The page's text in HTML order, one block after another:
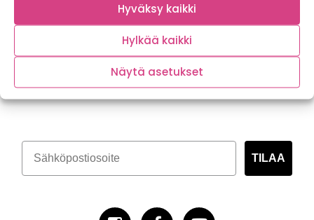
Hyväksy kaikki
Hylkää kaikki
Näytä asetukset
Tilaa kasvispitoinen uutiskirje
TILAA